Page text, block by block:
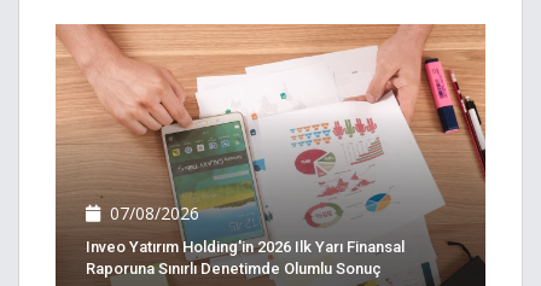
07/08/2026
Inveo Yatırım Holding'in 2026 Ilk Yarı Finansal
Raporuna Sınırlı Denetimde Olumlu Sonuç